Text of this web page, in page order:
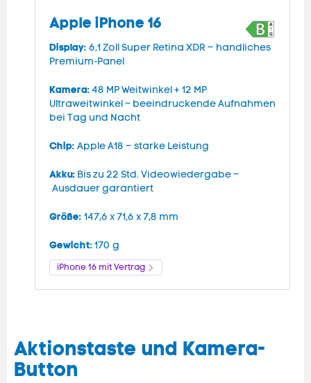
Apple iPhone 16
Display: 6,1 Zoll Super Retina XDR – handliches
Premium-Panel
Kamera:48 MP Weitwinkel + 12 MP
Ultraweitwinkel – beeindruckende Aufnahmen
bei Tag und Nacht
Chip: Apple A18 – starke Leistung
Akku: Bis zu 22 Std. Videowiedergabe –
Ausdauer garantiert
Größe: 147,6 x 71,6 x 7,8 mm
Gewicht:170 g
iPhone 16 mit Vertrag
Aktionstaste und Kamera-
Button